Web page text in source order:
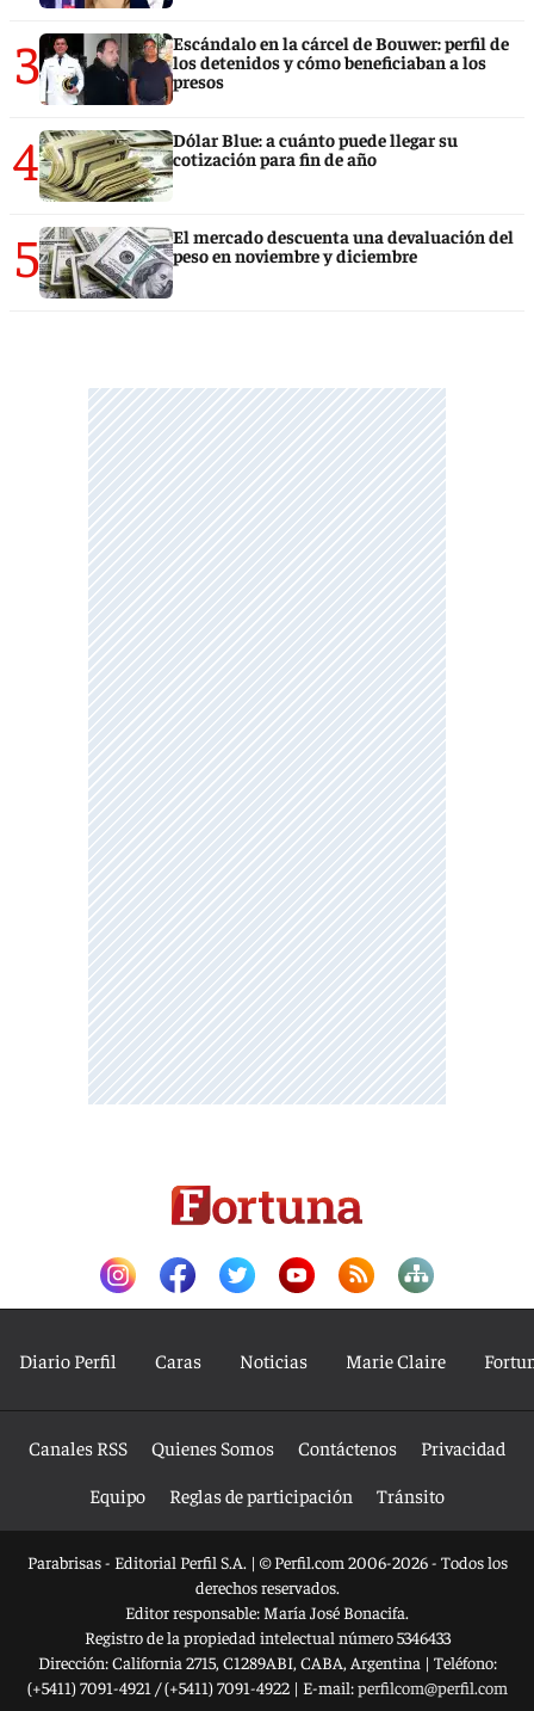
3
Escándalo en la cárcel de Bouwer: perfil de
los detenidos y cómo beneficiaban a los
presos
4
Dólar Blue: a cuánto puede llegar su
cotización para fin de año
5
El mercado descuenta una devaluación del
peso en noviembre y diciembre
Diario Perfil Caras Noticias Marie Claire
Canales RSS Quienes Somos Contáctenos
Privacidad
Equipo
Reglas de participación Tránsito
Parabrisas - Editorial Perfil S.A. | © Perfil.com 2006-2026 - Todos los
derechos reservados.
Editor responsable: María José Bonacifa.
Registro de la propiedad intelectual número 5346433
Dirección:California 2715, C1289ABI, CABA, Argentina | Teléfono:
(+5411) 7091-4921 /(+5411) 7091-4922| E-mail:perfilcom@perfil.com